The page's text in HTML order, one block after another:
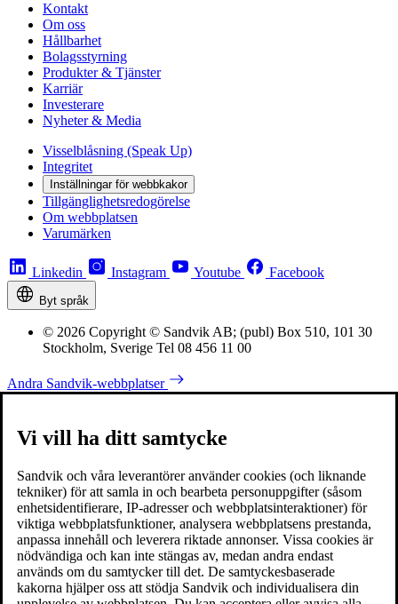
Kontakt
Om oss
Hållbarhet
Bolagsstyrning
Produkter & Tjänster
Karriär
Investerare
Nyheter & Media
Visselblåsning (Speak Up)
Integritet
Inställningar för webbkakor
Tillgänglighetsredogörelse
Om webbplatsen
Varumärken
Linkedin Instagram Youtube Facebook
Byt språk
© 2026 Copyright © Sandvik AB; (publ) Box 510, 101 30
Stockholm, Sverige Tel 08 456 11 00
Andra Sandvik-webbplatser
Vi vill ha ditt samtycke
Sandvik och våra leverantörer använder cookies (och liknande
tekniker) för att samla in och bearbeta personuppgifter (såsom
enhetsidentifierare, IP-adresser och webbplatsinteraktioner) för
viktiga webbplatsfunktioner, analysera webbplatsens prestanda,
anpassa innehåll och leverera riktade annonser. Vissa cookies är
nödvändiga och kan inte stängas av, medan andra endast
används om du samtycker till det. De samtyckesbaserade
kakorna hjälper oss att stödja Sandvik och individualisera din